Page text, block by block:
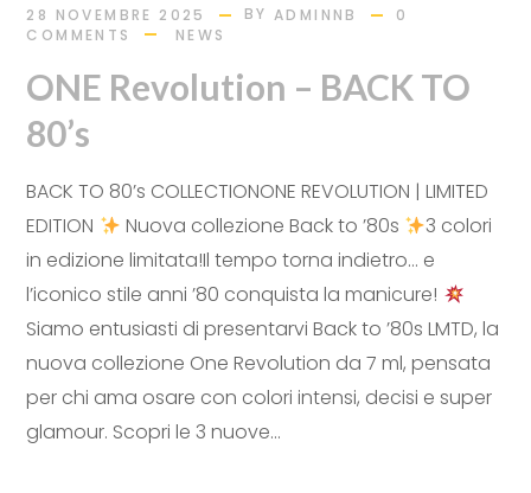
28 NOVEMBRE 2025 BY ADMINNB
0
COMMENTS
NEWS
ONE Revolution – BACK TO
80’s
BACK TO 80’s COLLECTIONONE REVOLUTION | LIMITED
EDITION
Nuova collezione Back to ’80s
3 colori
in edizione limitata!Il tempo torna indietro… e
l’iconico stile anni ’80 conquista la manicure!
Siamo entusiasti di presentarvi Back to ’80s LMTD, la
nuova collezione One Revolution da 7 ml, pensata
per chi ama osare con colori intensi, decisi e super
glamour. Scopri le 3 nuove...